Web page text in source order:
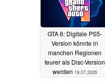
GTA 6: Digitale PS5-
Version könnte in
manchen Regionen
teurer als Disc-Version
werden 19.07.2026